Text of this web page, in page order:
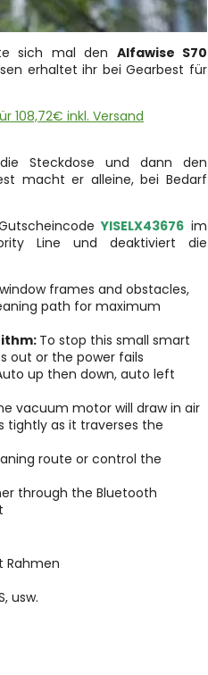
sich mal den Alfawise S70
erhaltet ihr bei Gearbest für
108,72€ inkl. Versand
Steckdose und dann den
macht er alleine, bei Bedarf
YISELX43676 im
Line und deaktiviert die
frames and obstacles,
path for maximum
To stop this small smart
out or the power fails
up then down, auto left
vacuum motor will draw in air
tightly as it traverses the
route or control the
through the Bluetooth
Rahmen
usw.